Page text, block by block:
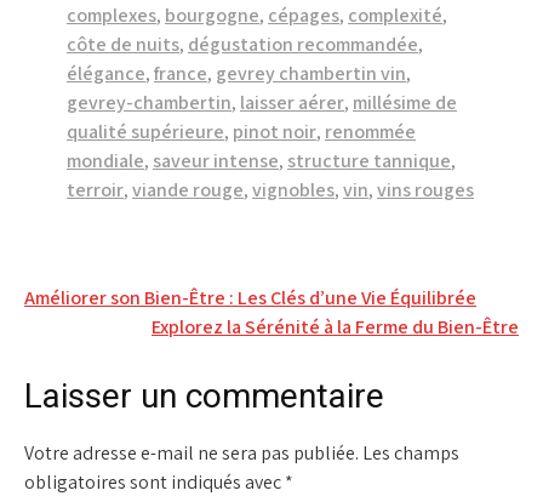
complexes, bourgogne, cépages, complexité,
côte de nuits, dégustation recommandée,
élégance,france, gevrey chambertin vin,
gevrey-chambertin, laisser aérer, millésime de
qualité supérieure, pinot noir, renommée
mondiale, saveur intense, structure tannique,
terroir,viande rouge,vignobles,vin,vins rouges
Navigation
l’article
Améliorer son Bien-Être : Les Clés d’une Vie Équilibrée
Explorez la Sérénité à la Ferme du Bien-Être
Laisser un commentaire
Votre adresse e-mail ne sera pas publiée. Les champs
obligatoires sont indiqués avec*